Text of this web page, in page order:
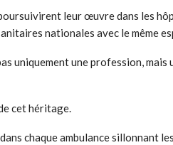
leur œuvre dans les
nationales avec le même
uniquement une profession,
cet héritage.
chaque ambulance sillonnant